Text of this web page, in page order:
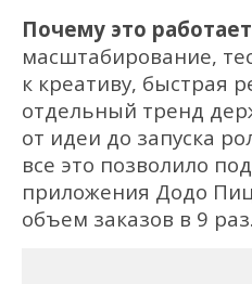
Почему это
масштабирование,
к креативу, быстрая
отдельный тренд
от идеи до запуска
все это позволило
приложения Додо
объем заказов в 9 раз.